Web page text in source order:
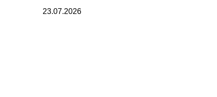
23.07.2026